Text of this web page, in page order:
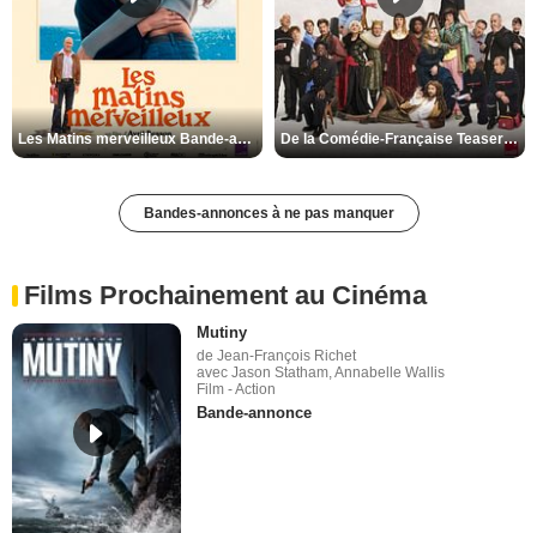
Les Matins merveilleux Bande-annonce VF De la Comédie-Française Teaser VF
Bandes-annonces à ne pas manquer
Films Prochainement au Cinéma
Mutiny
de Jean-François Richet
avec Jason Statham, Annabelle Wallis
Film - Action
Bande-annonce